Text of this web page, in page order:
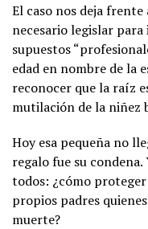
El caso nos deja
necesario legislar
supuestos
edad en nombre de la
reconocer que la raíz
mutilación de la niñez
Hoy esa pequeña no
regalo fue su
todos: ¿cómo proteger
propios padres
muerte?